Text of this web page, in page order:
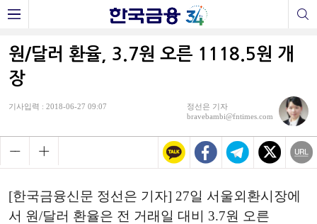
원/달러 환율, 3.7원 오른 1118.5원 개
장
기사입력 : 2018-06-27 09:07
정선은 기자
bravebambi@fntimes.com
[한국금융신문 정선은 기자] 27일 서울외환시장에
서 원/달러 환율은 전 거래일 대비 3.7원 오른